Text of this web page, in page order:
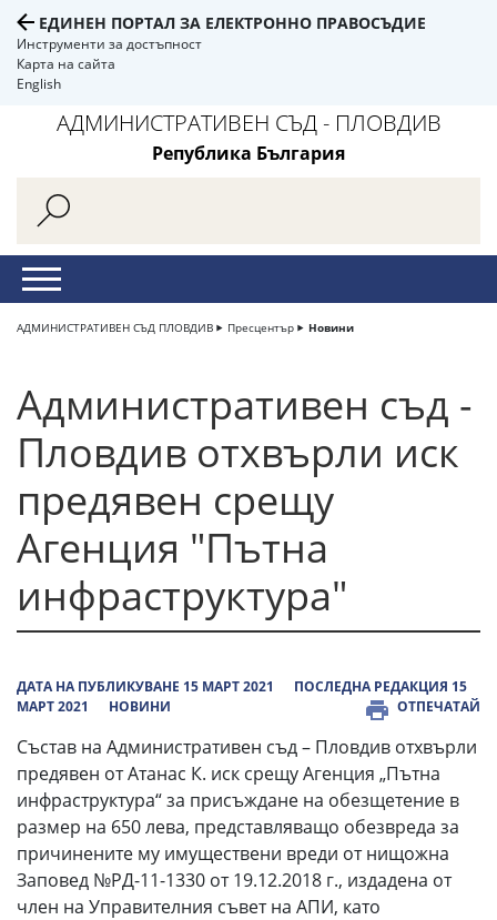
ЕДИНЕН ПОРТАЛ ЗА ЕЛЕКТРОННО ПРАВОСЪДИЕ
Инструменти за достъпност
Карта на сайта
English
АДМИНИСТРАТИВЕН СЪД - ПЛОВДИВ
Република България
АДМИНИСТРАТИВЕН СЪД ПЛОВДИВ Пресцентър Новини
Административен съд -
Пловдив отхвърли иск
предявен срещу
Агенция "Пътна
инфраструктура"
ДАТА НА ПУБЛИКУВАНЕ 15 МАРТ 2021
ПОСЛЕДНА РЕДАКЦИЯ 15
МАРТ 2021
НОВИНИ ОТПЕЧАТАЙ
Състав на Административен съд – Пловдив отхвърли
предявен от Атанас К. иск срещу Агенция „Пътна
инфраструктура“ за присъждане на обезщетение в
размер на 650 лева, представляващо обезвреда за
причинените му имущест­вени вреди от нищожна
Заповед №РД-11-1330 от 19.12.2018 г., издадена от
член на Управителния съвет на АПИ, като